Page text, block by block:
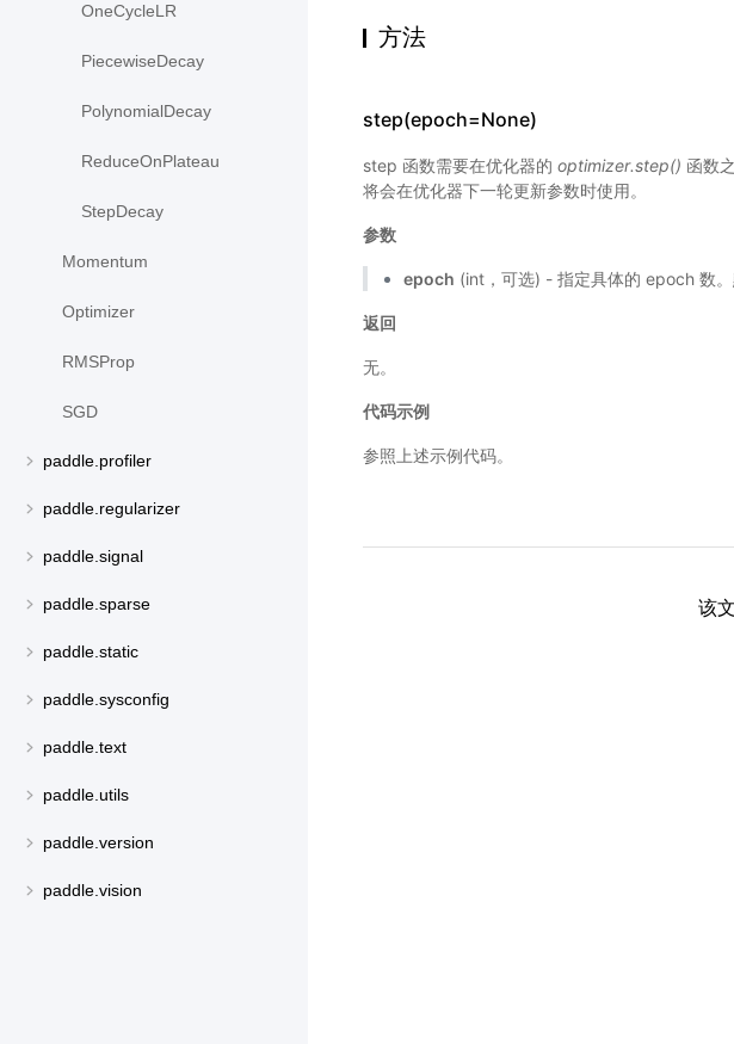
OneCycleLR
PiecewiseDecay
PolynomialDecay
ReduceOnPlateau
StepDecay
Momentum
Optimizer
RMSProp
SGD
paddle.profiler
paddle.regularizer
paddle.signal
paddle.sparse
paddle.static
paddle.sysconfig
paddle.text
paddle.utils
paddle.version
paddle.vision
方法
step(epoch=None)
step 函数需要在优化器的 optimizer.step() 函数
将会在优化器下一轮更新参数时使用。
参数
epoch (int，可选) - 指定具体的 epoch 数
返回
无。
代码示例
参照上述示例代码。
该